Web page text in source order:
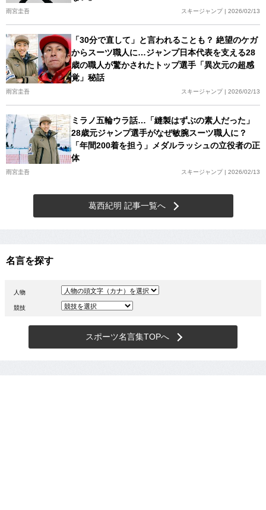
雨宮圭吾 スキージャンプ | 2026/02/13
「30分で直して」と言われることも？ 絶望のケガ
からスーツ職人に…ジャンプ日本代表を支える28
歳の職人が驚かされたトップ選手「異次元の超感
覚」秘話
雨宮圭吾 スキージャンプ | 2026/02/13
ミラノ五輪ウラ話…「縫製はずぶの素人だった」
28歳元ジャンプ選手がなぜ敏腕スーツ職人に？
「年間200着を担う」メダルラッシュの立役者の正
体
雨宮圭吾 スキージャンプ | 2026/02/13
葛西紀明 記事一覧へ
名言を探す
人物
競技
スポーツ名言集TOPへ